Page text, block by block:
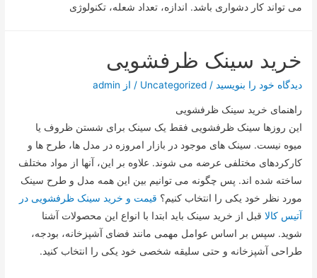
می تواند کار دشواری باشد. اندازه، تعداد شعله، تکنولوژی
خرید سینک ظرفشویی
دیدگاه‌ خود را بنویسید /
Uncategorized / از admin
راهنمای خرید سینک ظرفشویی
این روزها سینک ظرفشویی فقط یک سینک برای شستن ظروف یا
میوه نیست. سینک های موجود در بازار امروزه در مدل ها، طرح ها و
کارکردهای مختلفی عرضه می شوند. علاوه بر این، آنها از مواد مختلف
ساخته شده اند. پس چگونه می توانیم بین این همه مدل و طرح سینک
مورد نظر خود یکی را انتخاب کنیم؟ قیمت و خرید سینک ظرفشویی در
آتیس کالا قبل از خرید سینک باید ابتدا با انواع این محصولات آشنا
شوید. سپس بر اساس عوامل مهمی مانند فضای آشپزخانه، بودجه،
طراحی آشپزخانه و حتی سلیقه شخصی خود یکی را انتخاب کنید.